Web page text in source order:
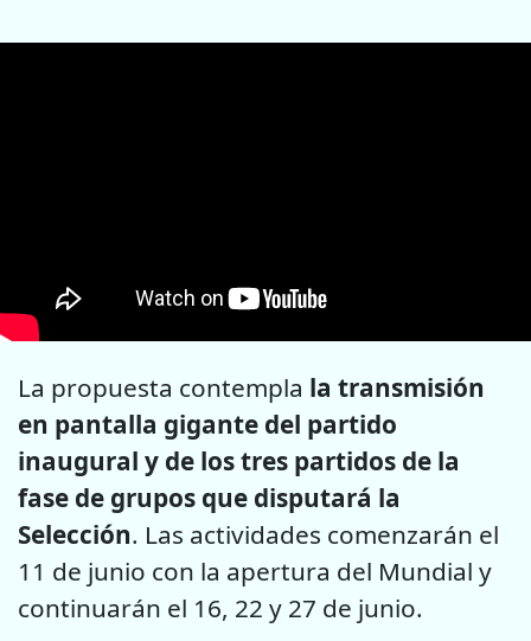
La propuesta contempla la transmisión
en pantalla gigante del partido
inaugural y de los tres partidos de la
fase de grupos que disputará la
Selección. Las actividades comenzarán el
11 de junio con la apertura del Mundial y
continuarán el 16, 22 y 27 de junio.